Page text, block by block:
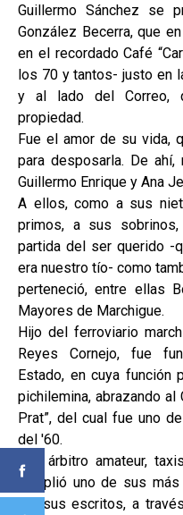
Guillermo Sánchez se
González Becerra, que
en el recordado Café
los 70 y tantos- justo en
y al lado del Correo,
propiedad.
Fue el amor de su vida,
para desposarla. De
Guillermo Enrique y Ana
A ellos, como a sus
primos, a sus
partida del ser querido -
era nuestro tío- como
perteneció, entre ellas
Mayores de Marchigue.
Hijo del ferroviario
Reyes Cornejo, fue
Estado, en cuya
pichilemina, abrazando al
Prat”, del cual fue uno
del '60.
Fue árbitro amateur,
cumplió uno de sus
luz sus escritos, a